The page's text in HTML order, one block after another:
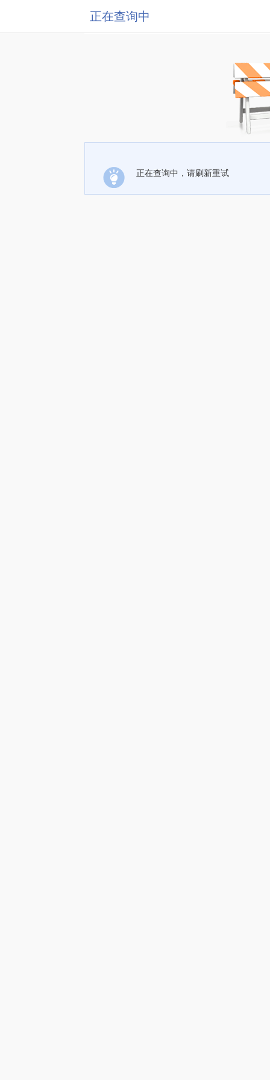
正在查询中
正在查询中，请刷新重试